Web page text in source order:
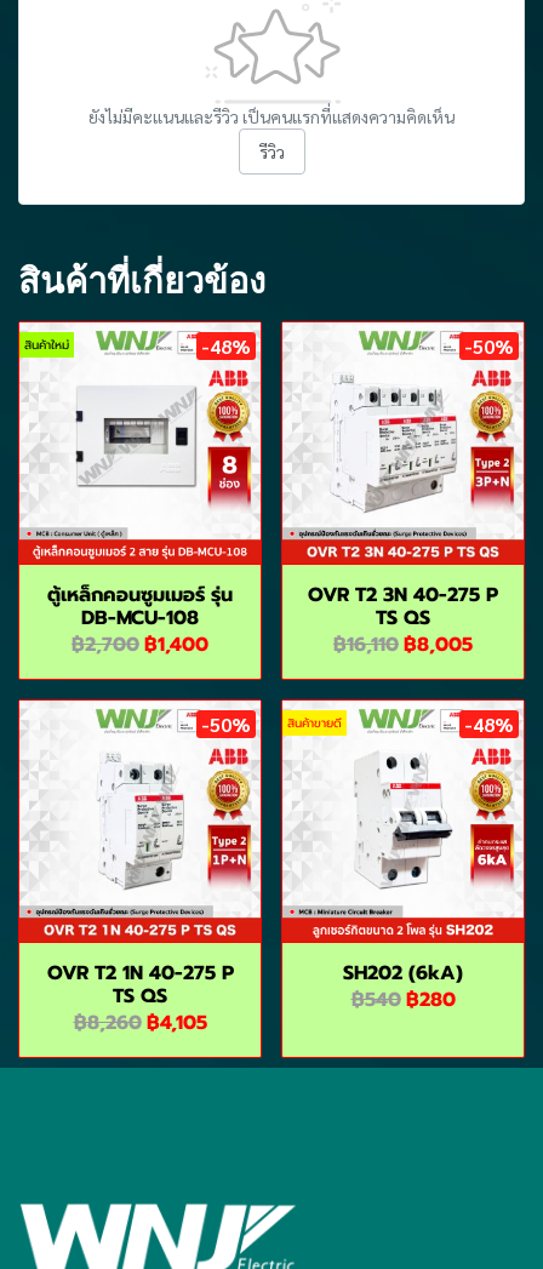
ยังไม่มีคะแนนและรีวิว เป็นคนแรกที่แสดงความคิดเห็น
รีวิว
สินค้าที่เกี่ยวข้อง
สินค้าใหม่ -48%
ตู้เหล็กคอนซูมเมอร์ รุ่น
DB-MCU-108
฿2,700฿1,400
-50%
OVR T2 3N 40-275 P
TS QS
฿16,110฿8,005
-50%
OVR T2 1N 40-275 P
TS QS
฿8,260฿4,105
สินค้าขายดี -48%
SH202 (6kA)
฿540฿280